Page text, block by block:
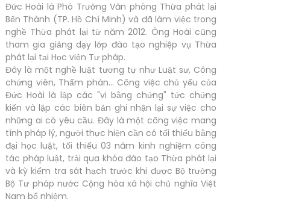
Đức Hoài là Phó Trưởng Văn phòng Thừa phát lại
Bến Thành (TP. Hồ Chí Minh) và đã làm việc trong
nghề Thừa phát lại từ năm 2012. Ông Hoài cũng
tham gia giảng dạy lớp đào tạo nghiệp vụ Thừa
phát lại tại Học viện Tư pháp.
Đây là một nghề luật tương tự như Luật sư, Công
chứng viên, Thẩm phán... Công việc chủ yếu của
Đức Hoài là lập các "vi bằng chứng" tức chứng
kiến và lập các biên bản ghi nhận lại sự việc cho
những ai có yêu cầu. Đây là một công việc mang
tính pháp lý, người thực hiện cần có tối thiểu bằng
đại học luật, tối thiểu 03 năm kinh nghiệm công
tác pháp luật, trải qua khóa đào tạo Thừa phát lại
và kỳ kiểm tra sát hạch trước khi được Bộ trưởng
Bộ Tư pháp nước Cộng hòa xã hội chủ nghĩa Việt
Nam bổ nhiệm.